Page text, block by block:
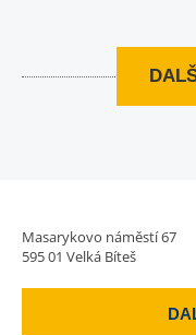
Masarykovo náměstí 67
595 01 Velká Bíteš